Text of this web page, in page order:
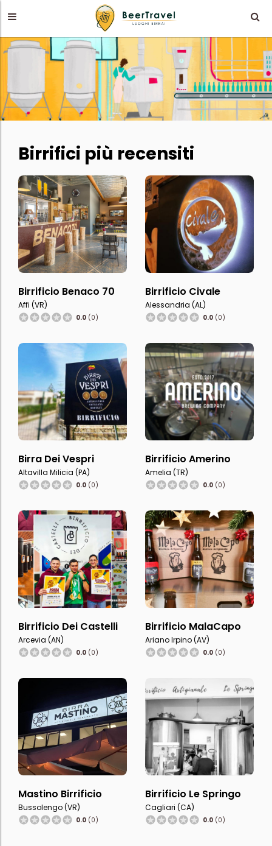
Birrifici più recensiti
Birrificio Benaco 70
Affi (VR)
0.0 (0)
Birrificio Civale
Alessandria (AL)
0.0 (0)
Birra Dei Vespri
Altavilla Milicia (PA)
0.0 (0)
Birrificio Amerino
Amelia (TR)
0.0 (0)
Birrificio Dei Castelli
Arcevia (AN)
0.0 (0)
Birrificio MalaCapo
Ariano Irpino (AV)
0.0 (0)
Mastino Birrificio
Bussolengo (VR)
0.0 (0)
Birrificio Le Springo
Cagliari (CA)
0.0 (0)